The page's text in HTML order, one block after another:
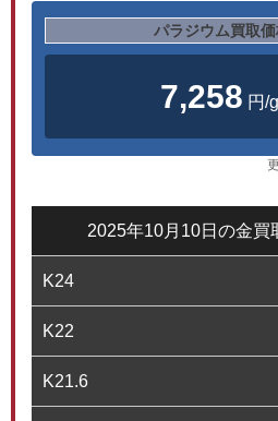
パラジウム買取
7,258 円/g
2025年10月10日の金買
K24
K22
K21.6